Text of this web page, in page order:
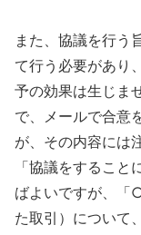
また、協議を行う
て行う必要があり
予の効果は生じま
で、メールで合意
が、その内容には
「協議をするこ
ばよいですが、「
た取引）について